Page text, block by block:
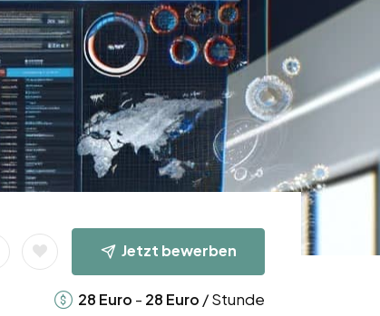
Jetzt bewerben
28 Euro - 28 Euro / Stunde